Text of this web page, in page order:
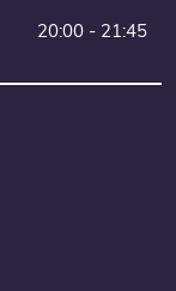
20:00 - 21:45